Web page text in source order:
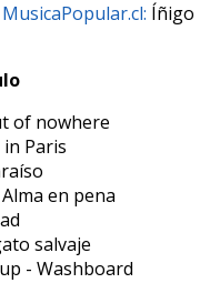
Íñigo
of nowhere
in Paris
en pena
salvaje
- Washboard